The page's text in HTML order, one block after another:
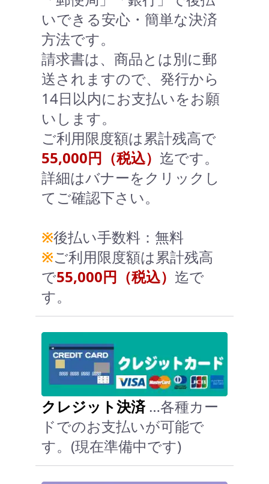
いできる安心・簡単な決済
方法です。
請求書は、商品とは別に郵
送されますので、発行から
14日以内にお支払いをお願
いします。
ご利用限度額は累計残高で
55,000円（税込） 迄です。
詳細はバナーをクリックし
てご確認下さい。
※後払い手数料：無料
※ご利用限度額は累計残高
で55,000円（税込） 迄で
す。
クレジット決済…各種カー
ドでのお支払いが可能で
す。(現在準備中です)